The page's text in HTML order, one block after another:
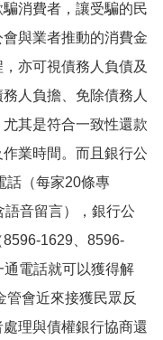
消費者，讓受騙的民
與業者推動的消費金
亦可視債務人負債及
人負擔、免除債務人
其是符合一致性還款
業時間。而且銀行公
話（每家20條專
音留言），銀行公
1629、8596-
電話就可以獲得解
管會近來接獲民眾反
理與債權銀行協商還